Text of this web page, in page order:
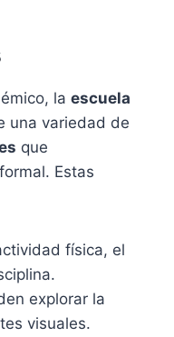
la escuela
una variedad de
que
Estas
física, el
explorar la
visuales.